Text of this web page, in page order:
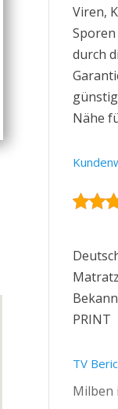
Viren,
durch
Nähe
PRINT
TV
Milben